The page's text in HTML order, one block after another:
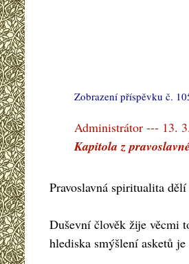
Zobrazení příspěvku č.
Administrátor --- 13.
Kapitola z
Pravoslavná spiritualita
Duševní člověk žije věcmi
hlediska smýšlení asketů